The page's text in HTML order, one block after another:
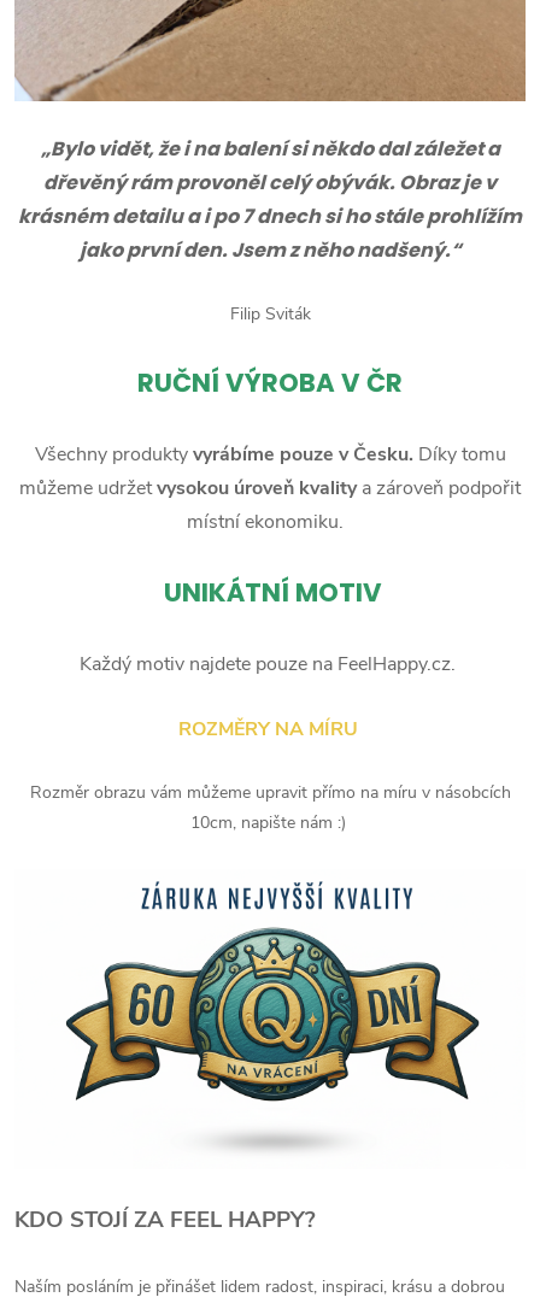
„Bylo vidět, že i na balení si někdo dal záležet a
dřevěný rám provoněl celý obývák. Obraz je v
krásném detailu a i po 7 dnech si ho stále prohlížím
jako první den. Jsem z něho nadšený.“
Filip Sviták
RUČNÍ VÝROBA V ČR
Všechny produktyvyrábíme pouze v Česku. Díky tomu
můžeme udržetvysokou úroveň kvalitya zároveň podpořit
místní ekonomiku.
UNIKÁTNÍ MOTIV
Každý motiv najdete pouze na FeelHappy.cz.
ROZMĚRY NA MÍRU
Rozměr obrazu vám můžeme upravit přímo na míru v násobcích
10cm, napište nám :)
KDO STOJÍ ZA FEEL HAPPY?
Naším posláním je přinášet lidem radost, inspiraci, krásu a dobrou